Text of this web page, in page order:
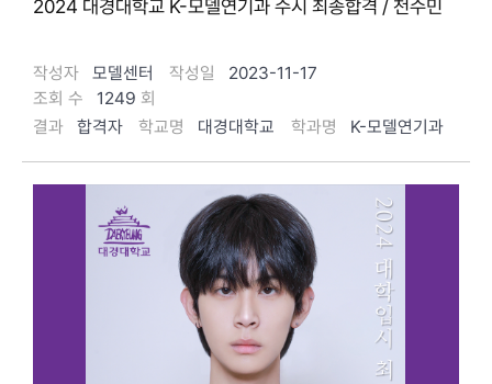
2024 대경대학교 K-모델연기과 수시 최종합격 / 천수민
작성자 모델센터 작성일
2023-11-17
조회 수
1249 회
결과
합격자 학교명 대경대학교 학과명 K-모델연기과